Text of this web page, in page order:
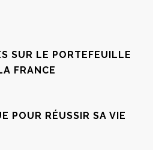
SUR LE PORTEFEUILLE
FRANCE
POUR RÉUSSIR SA VIE